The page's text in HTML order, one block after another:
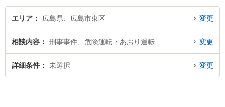
エリア 広島県、広島市東区 変更
相談内容 刑事事件、危険運転・あおり運転 変更
詳細条件 未選択 変更